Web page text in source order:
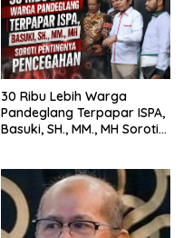
30 Ribu Lebih Warga
Pandeglang Terpapar ISPA,
Basuki, SH., MM., MH Soroti